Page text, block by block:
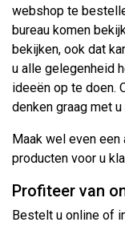
webshop te
bureau komen
bekijken, ook dat
u alle gelegenheid
ideeën op te doen.
denken graag met u
Maak wel even
producten voor u
Profiteer van
Bestelt u online of